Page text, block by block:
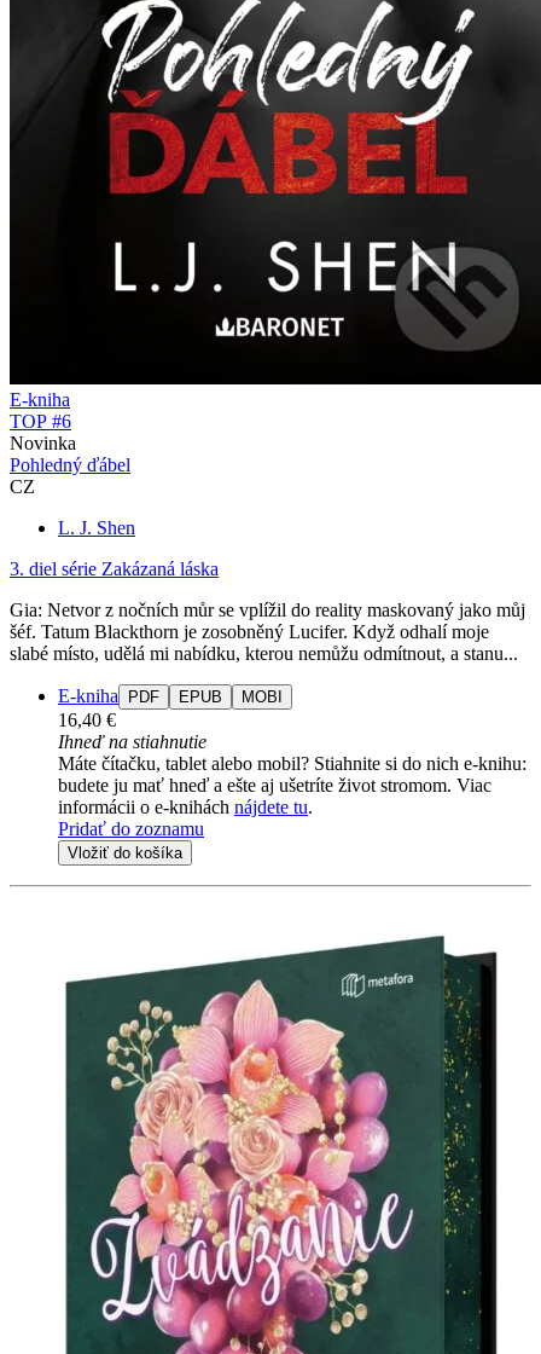
E-kniha
TOP #6
Novinka
Pohledný ďábel
CZ
L. J. Shen
3. diel série Zakázaná láska
Gia: Netvor z nočních můr se vplížil do reality maskovaný jako můj
šéf. Tatum Blackthorn je zosobněný Lucifer. Když odhalí moje
slabé místo, udělá mi nabídku, kterou nemůžu odmítnout, a stanu...
E-kniha PDF EPUB MOBI
16,40 €
Ihneď na stiahnutie
Máte čítačku, tablet alebo mobil? Stiahnite si do nich e-knihu:
budete ju mať hneď a ešte aj ušetríte život stromom. Viac
informácii o e-knihách nájdete tu.
Pridať do zoznamu
Vložiť do košíka